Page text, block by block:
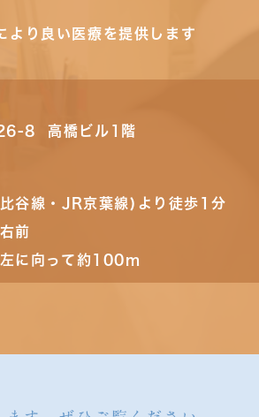
より良い医療を提供します
8 高橋ビル1階
谷線・JR京葉線)より徒歩1分
前
に向って約100m